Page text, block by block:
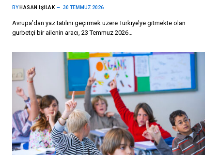
BY HASAN IŞILAK 30 TEMMUZ 2026
Avrupa’dan yaz tatilini geçirmek üzere Türkiye’ye gitmekte olan
gurbetçi bir ailenin aracı, 23 Temmuz 2026…